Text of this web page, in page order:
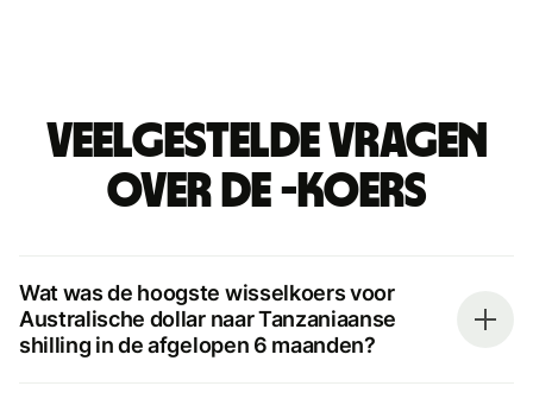
Veelgestelde vragen
over de -koers
Wat was de hoogste wisselkoers voor
Australische dollar naar Tanzaniaanse
shilling in de afgelopen 6 maanden?